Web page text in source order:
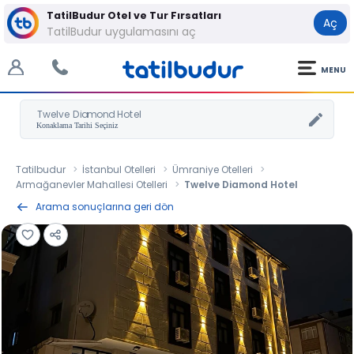
TatilBudur Otel ve Tur Fırsatları
TatilBudur uygulamasını aç
Aç
MENU
Twelve Diamond Hotel
Tatilbudur İstanbul Otelleri
Ümraniye Otelleri
Armağanevler Mahallesi Otelleri
Twelve Diamond Hotel
Arama sonuçlarına geri dön